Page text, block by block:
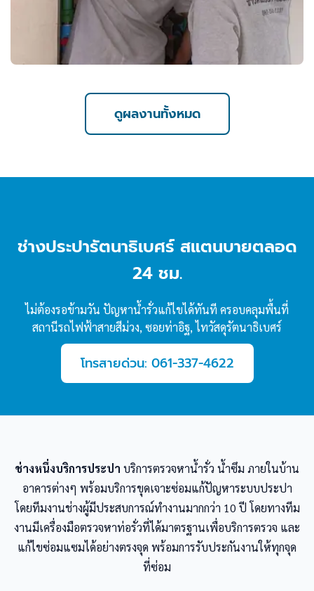
ดูผลงานทั้งหมด
ช่างประปารัตนาธิเบศร์ สแตนบายตลอด
24 ชม.
ไม่ต้องรอข้ามวัน ปัญหาน้ำรั่วแก้ไขได้ทันที ครอบคลุมพื้นที่
สถานีรถไฟฟ้าสายสีม่วง, ซอยท่าอิฐ, ไทวัสดุรัตนาธิเบศร์
โทรสายด่วน: 061-337-4622
ช่างหนึ่งบริการประปา บริการตรวจหาน้ำรั่ว น้ำซึม ภายในบ้าน
อาคารต่างๆ พร้อมบริการขุดเจาะซ่อมแก้ปัญหาระบบประปา
โดยทีมงานช่างผู้มีประสบการณ์ทำงานมากกว่า 10 ปี โดยทางทีม
งานมีเครื่องมือตรวจหาท่อรั่วที่ได้มาตรฐานเพื่อบริการตรวจ และ
แก้ไขซ่อมแซมได้อย่างตรงจุด พร้อมการรับประกันงานให้ทุกจุด
ที่ซ่อม